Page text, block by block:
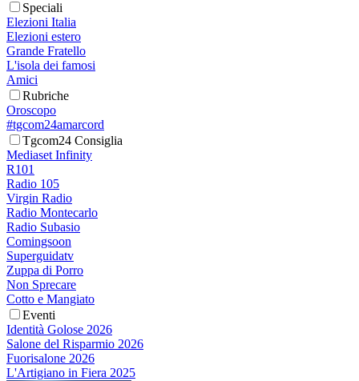
Speciali
Elezioni Italia
Elezioni estero
Grande Fratello
L'isola dei famosi
Amici
Rubriche
Oroscopo
#tgcom24amarcord
Tgcom24 Consiglia
Mediaset Infinity
R101
Radio 105
Virgin Radio
Radio Montecarlo
Radio Subasio
Comingsoon
Superguidatv
Zuppa di Porro
Non Sprecare
Cotto e Mangiato
Eventi
Identità Golose 2026
Salone del Risparmio 2026
Fuorisalone 2026
L'Artigiano in Fiera 2025